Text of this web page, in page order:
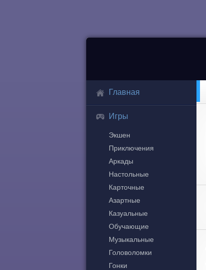
Главная
Игры
Экшен
Приключения
Аркады
Настольные
Карточные
Азартные
Казуальные
Обучающие
Музыкальные
Головоломки
Гонки